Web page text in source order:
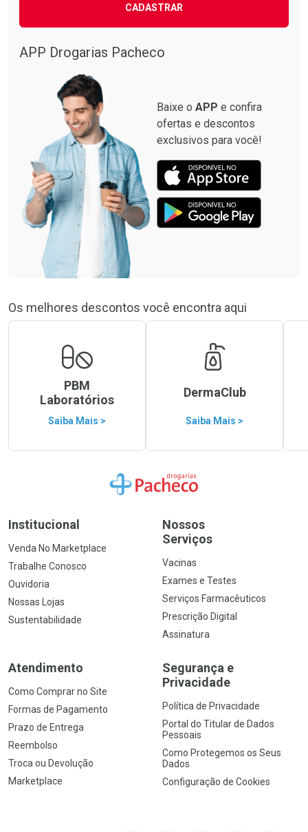
CADASTRAR
APP Drogarias Pacheco
Baixe o APP e confira
ofertas e descontos
exclusivos para você!
Os melhores descontos você encontra aqui
PBM
Laboratórios
Saiba Mais >
DermaClub
Saiba Mais >
Ir para a Home
Institucional
Venda No Marketplace
Trabalhe Conosco
Ouvidoria
Nossas Lojas
Sustentabilidade
Nossos
Serviços
Vacinas
Exames e Testes
Serviços Farmacêuticos
Prescrição Digital
Assinatura
Atendimento
Como Comprar no Site
Formas de Pagamento
Prazo de Entrega
Reembolso
Troca ou Devolução
Marketplace
Segurança e
Privacidade
Política de Privacidade
Portal do Titular de Dados
Pessoais
Como Protegemos os Seus
Dados
Configuração de Cookies